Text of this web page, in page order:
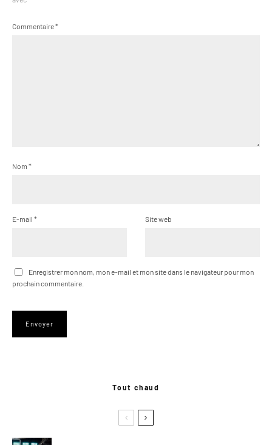
Commentaire*
Nom *
E-mail * Site web
Enregistrer mon nom, mon e-mail et mon site dans le navigateur pour mon
prochain commentaire.
Tout chaud